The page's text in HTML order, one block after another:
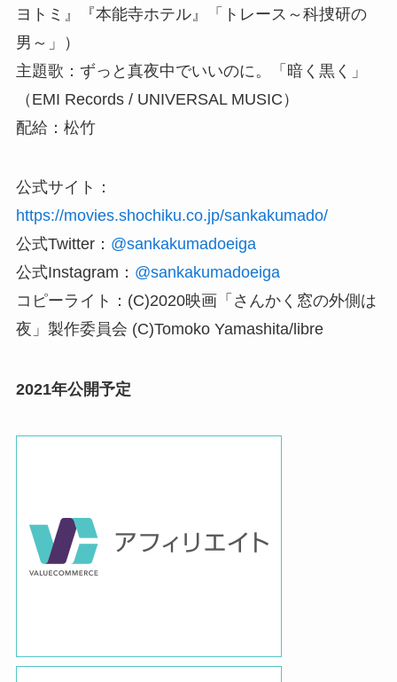
ヨトミ』『本能寺ホテル』「トレース～科捜研の
男～」）
主題歌：ずっと真夜中でいいのに。「暗く黒く」
（EMI Records / UNIVERSAL MUSIC）
配給：松竹
公式サイト：
https://movies.shochiku.co.jp/sankakumado/
公式Twitter： @sankakumadoeiga
公式Instagram： @sankakumadoeiga
コピーライト：(C)2020映画「さんかく窓の外側は
夜」製作委員会 (C)Tomoko Yamashita/libre
2021年公開予定